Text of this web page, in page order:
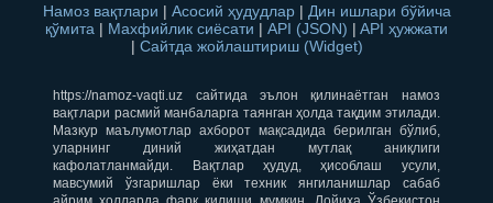
Намоз вақтлари | Асосий ҳудудлар | Дин ишлари бўйича
қўмита | Махфийлик сиёсати | API (JSON) | API ҳужжати
| Сайтда жойлаштириш (Widget)
https://namoz-vaqti.uz сайтида эълон қилинаётган намоз
вақтлари расмий манбаларга таянган ҳолда тақдим этилади.
Мазкур маълумотлар ахборот мақсадида берилган бўлиб,
уларнинг диний жиҳатдан мутлақ аниқлиги
кафолатланмайди. Вақтлар ҳудуд, ҳисоблаш усули,
мавсумий ўзгаришлар ёки техник янгиланишлар сабаб